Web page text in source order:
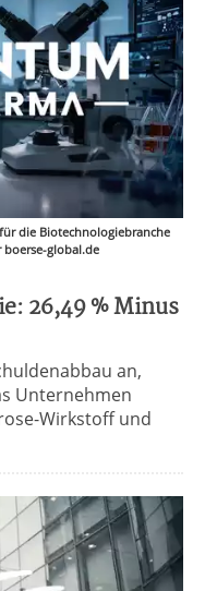
die Biotechnologiebranche
global.de
26,49 % Minus
an,
Unternehmen
Wirkstoff und